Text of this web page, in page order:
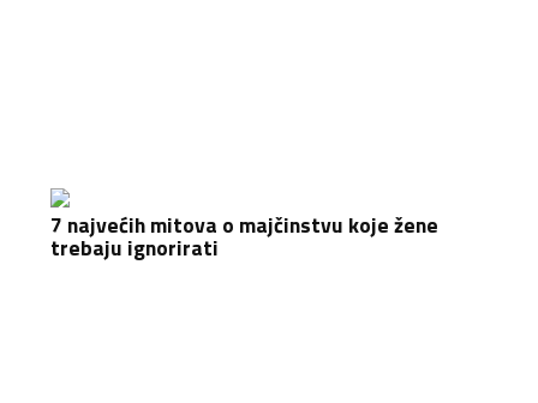
7 najvećih mitova o majčinstvu koje žene
trebaju ignorirati